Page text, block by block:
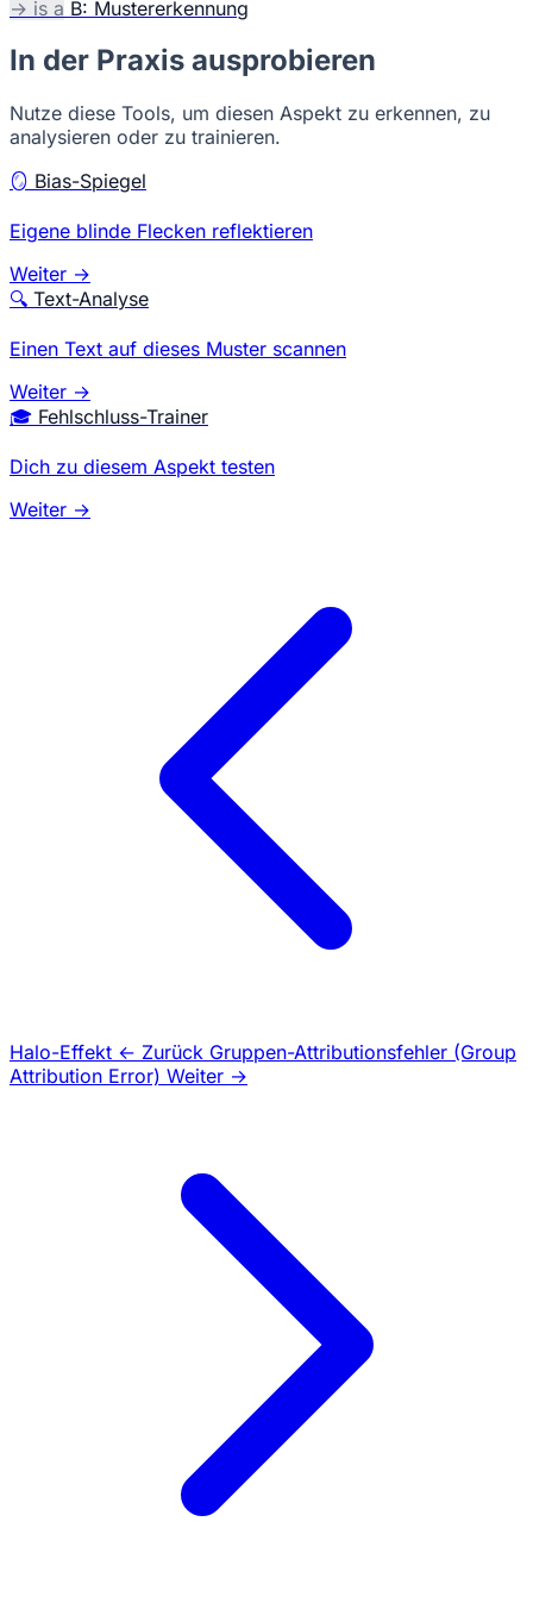
→ is a B: Mustererkennung
In der Praxis ausprobieren
Nutze diese Tools, um diesen Aspekt zu erkennen, zu
analysieren oder zu trainieren.
🪞 Bias-Spiegel
Eigene blinde Flecken reflektieren
Weiter →
🔍 Text-Analyse
Einen Text auf dieses Muster scannen
Weiter →
🎓 Fehlschluss-Trainer
Dich zu diesem Aspekt testen
Weiter →
Halo-Effekt ← Zurück Gruppen-Attributionsfehler (Group
Attribution Error) Weiter →